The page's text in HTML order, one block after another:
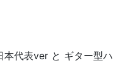
本代表ver と ギター型ハ